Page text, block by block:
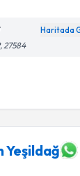
Haritada
27584
Yeşildağ